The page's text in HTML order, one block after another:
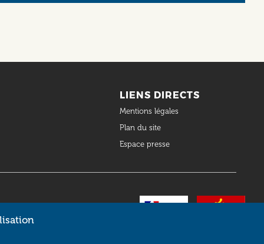
LIENS DIRECTS
Mentions légales
Plan du site
Espace presse